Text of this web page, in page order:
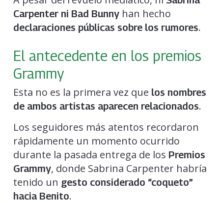
Carpenter ni Bad Bunnyhan hecho
declaraciones públicas sobre los rumores.
El antecedente en los premios
Grammy
Esta no es la primera vez que los nombres
de ambos artistas aparecen relacionados.
Los seguidores más atentos recordaron
rápidamente un momento ocurrido
durante la pasada entrega de los Premios
Grammy, donde Sabrina Carpenter habría
tenido un gesto considerado “coqueto”
hacia Benito.